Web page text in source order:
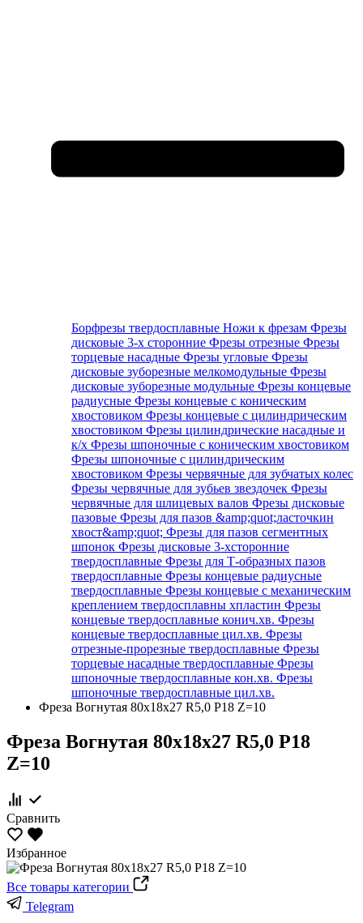
Борфрезы твердосплавные Ножи к фрезам Фрезы
дисковые 3-х сторонние Фрезы отрезные Фрезы
торцевые насадные Фрезы угловые Фрезы
дисковые зуборезные мелкомодульные Фрезы
дисковые зуборезные модульные Фрезы концевые
радиусные Фрезы концевые с коническим
хвостовиком Фрезы концевые с цилиндрическим
хвостовиком Фрезы цилиндрические насадные и
к/х Фрезы шпоночные с коническим хвостовиком
Фрезы шпоночные с цилиндрическим
хвостовиком Фрезы червячные для зубчатых колес
Фрезы червячные для зубьев звездочек Фрезы
червячные для шлицевых валов Фрезы дисковые
пазовые Фрезы для пазов &amp;quot;ласточкин
хвост&amp;quot; Фрезы для пазов сегментных
шпонок Фрезы дисковые 3-хсторонние
твердосплавные Фрезы для Т-образных пазов
твердосплавные Фрезы концевые радиусные
твердосплавные Фрезы концевые с механическим
креплением твердосплавны хпластин Фрезы
концевые твердосплавные конич.хв. Фрезы
концевые твердосплавные цил.хв. Фрезы
отрезные-прорезные твердосплавные Фрезы
торцевые насадные твердосплавные Фрезы
шпоночные твердосплавные кон.хв. Фрезы
шпоночные твердосплавные цил.хв.
Фреза Вогнутая 80х18х27 R5,0 Р18 Z=10
Фреза Вогнутая 80х18х27 R5,0 Р18
Z=10
Сравнить
Избранное
Все товары категории
Telegram